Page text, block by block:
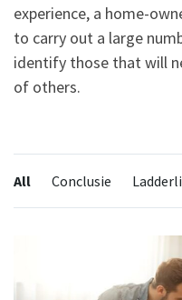
experience, a home-
to carry out a large
identify those that will
of others.
All
Conclusie